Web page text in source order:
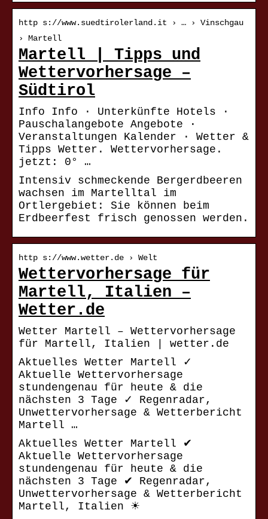
http s://www.suedtirolerland.it › … › Vinschgau
› Martell
Martell | Tipps und
Wettervorhersage –
Südtirol
Info Info · Unterkünfte Hotels ·
Pauschalangebote Angebote ·
Veranstaltungen Kalender · Wetter &
Tipps Wetter. Wettervorhersage.
jetzt: 0° …
Intensiv schmeckende Bergerdbeeren
wachsen im Martelltal im
Ortlergebiet: Sie können beim
Erdbeerfest frisch genossen werden.
http s://www.wetter.de › Welt
Wettervorhersage für
Martell, Italien –
Wetter.de
Wetter Martell – Wettervorhersage
für Martell, Italien | wetter.de
Aktuelles Wetter Martell ✓
Aktuelle Wettervorhersage
stundengenau für heute & die
nächsten 3 Tage ✓ Regenradar,
Unwettervorhersage & Wetterbericht
Martell …
Aktuelles Wetter Martell ✔
Aktuelle Wettervorhersage
stundengenau für heute & die
nächsten 3 Tage ✔ Regenradar,
Unwettervorhersage & Wetterbericht
Martell, Italien ☀